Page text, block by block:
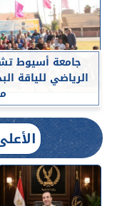
جامعة أسيوط